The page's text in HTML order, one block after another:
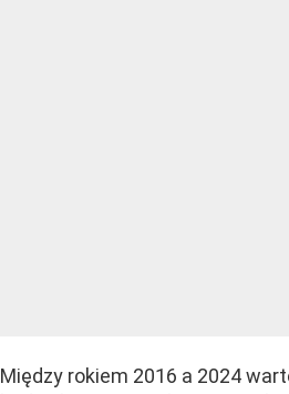
Między rokiem 2016 a 2024